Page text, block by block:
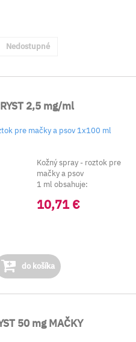
Nedostupné
2,5 mg/ml
pre mačky a psov 1x100 ml
Kožný spray - roztok pre
mačky a psov
1 ml obsahuje:
10,71 €
do košíka
50 mg MAČKY